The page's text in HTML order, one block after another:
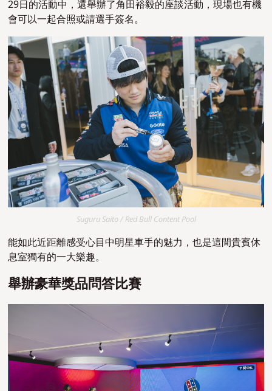
29日的活動中，還舉辦了角田裕毅的座談活動，現場也有機
會可以一起合照或請選手簽名。
Suguru Saito / Red Bull Content Pool
能如此近距離感受心目中明星車手的魅力，也是這間貴賓休
息室獨有的一大樂趣。
舉辦豪華獎品問答比賽